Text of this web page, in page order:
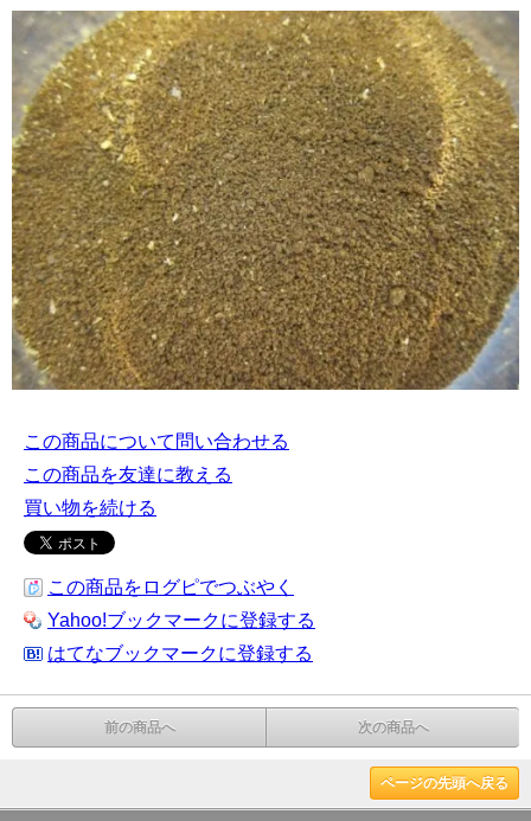
この商品について問い合わせる
この商品を友達に教える
買い物を続ける
この商品をログピでつぶやく
Yahoo!ブックマークに登録する
はてなブックマークに登録する
前の商品へ 次の商品へ
ページの先頭へ戻る